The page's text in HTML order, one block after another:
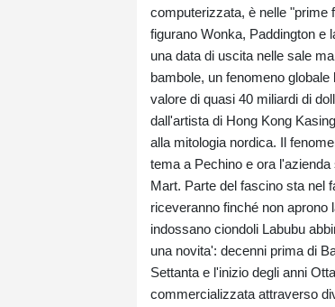
computerizzata, è nelle "prime
figurano Wonka, Paddington e
una data di uscita nelle sale
bambole, un fenomeno
valore di quasi 40 miliardi di
dall'artista di Hong Kong
alla mitologia nordica. Il
tema a Pechino e ora
Mart. Parte del fascino sta nel
riceveranno finché non
indossano ciondoli Labubu
una novita': decenni prima di
Settanta e l'inizio degli anni
commercializzata attraverso